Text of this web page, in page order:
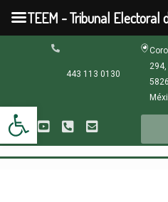
Abrir barra de herramientas
contenido
443 113 0130
TEEM - Tribunal Electoral